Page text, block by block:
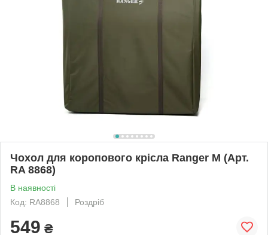
Чохол для коропового крісла Ranger M (Арт.
RA 8868)
В наявності
Код: RA8868
Роздріб
549 ₴